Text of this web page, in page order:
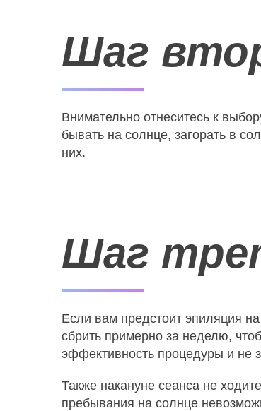
Шаг
Внимательно отнеситесь к
бывать на солнце, загорать в
них.
Шаг
Если вам предстоит эпиляция
сбрить примерно за неделю,
эффективность процедуры и не
Также накануне сеанса не
пребывания на солнце